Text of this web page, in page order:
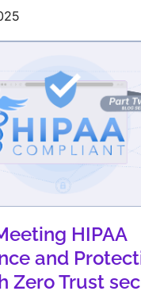
HIPAA
and
Zero Trust